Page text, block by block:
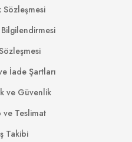
Sözleşmesi
Bilgilendirmesi
İade Şartları
ve Güvenlik
ve Teslimat
Takibi